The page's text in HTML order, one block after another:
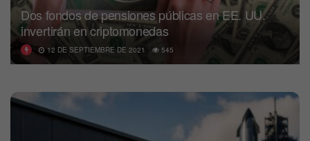
Dos fondos de pensiones públicas en EE. UU.
invertirán en criptomonedas
12 DE SEPTIEMBRE DE 2021 545